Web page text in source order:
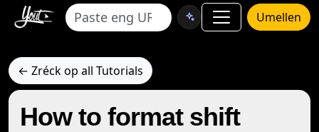
Umellen
← Zréck op all Tutorials
How to format shift